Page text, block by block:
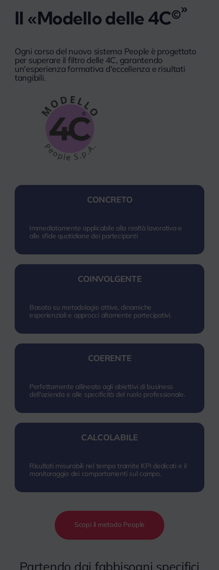
Il «Modello delle 4C©»
Ogni corso del nuovo sistema People è progettato
per superare il filtro delle 4C, garantendo
un'esperienza formativa d'eccellenza e risultati
tangibili.
CONCRETO
Immediatamente applicabile alla realtà lavorativa e
alle sfide quotidiane dei partecipanti
COINVOLGENTE
Basato su metodologie attive, dinamiche
esperienziali e approcci altamente partecipativi.
COERENTE
Perfettamente allineato agli obiettivi di business
dell'azienda e alle specificità del ruolo professionale.
CALCOLABILE
Risultati misurabili nel tempo tramite KPI dedicati e il
monitoraggio dei comportamenti sul campo.
Scopi il metodo People
Partendo dai fabbisogni specifici